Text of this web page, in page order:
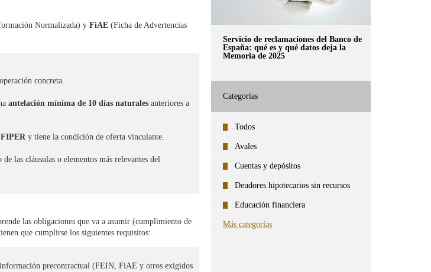
Normalizada) y FiAE (Ficha de Advertencias
concreta.
antelación mínima de 10 días naturales anteriores a
FIPERy tiene la condición de oferta vinculante.
las cláusulas o elementos más relevantes del
las obligaciones que va a asumir (cumplimiento de
que cumplirse los siguientes requisitos:
precontractual (FEIN, FiAE y otros exigidos
Servicio de reclamaciones del Banco de
España: qué es y qué datos deja la
Memoria de 2025
Categorías
Todos
Avales
Cuentas y depósitos
Deudores hipotecarios sin recursos
Educación financiera
Más categorías